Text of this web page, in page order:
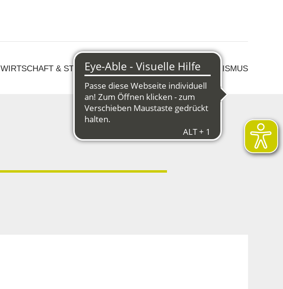
WIRTSCHAFT & STRUKTURWANDEL KULTUR & TOURISMUS